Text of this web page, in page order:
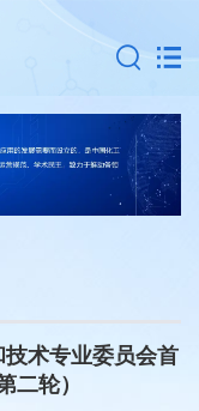
术专业委员会首
二轮）